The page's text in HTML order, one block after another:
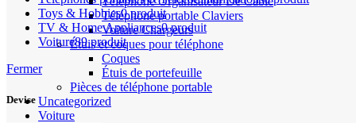
Téléphone portable Claviers
Voiture Chargeurs
Étuis et coques pour téléphone
Coques
Étuis de portefeuille
Pièces de téléphone portable
Uncategorized
Voiture
Toys & Hobbies0 produit
TV & Home Appliances0 produit
Voiture89 produit
Fermer
Devise